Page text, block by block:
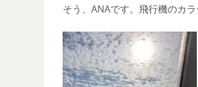
そう、ANAです。飛行機のカ